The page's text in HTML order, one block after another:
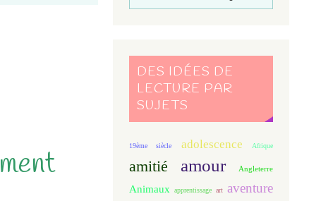
DES IDÉES DE
LECTURE PAR
SUJETS
19ème siècle adolescence Afrique
amitié amour Angleterre
Animaux apprentissage art aventure